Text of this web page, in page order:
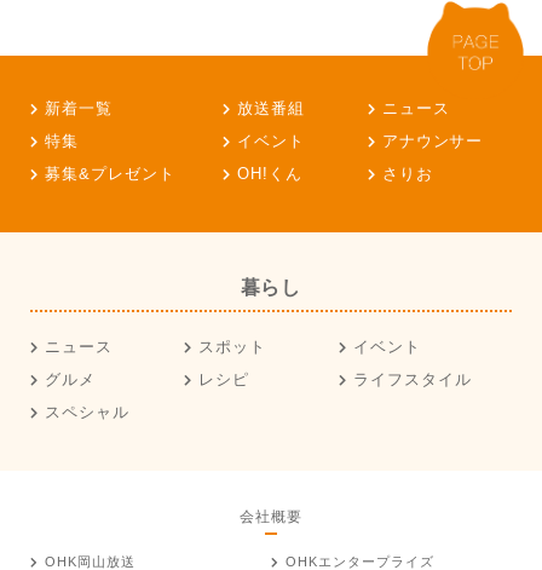
新着一覧 放送番組
ニュース
特集
イベント
アナウンサー
募集&プレゼント
OH!くん さりお
暮らし
ニュース スポット
イベント
グルメ
レシピ
ライフスタイル
スペシャル
会社概要
OHK岡山放送
OHKエンタープライズ